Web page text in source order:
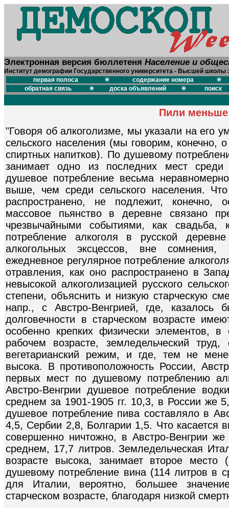
Электронная версия бюллетеня Население и
Институт демографии Государственного университета - Высшей школы
первая полоса
содержание номера
обратная связь
доска объявлений поиск
Пили
"Говоря об алкоголизме, мы указали на его
сельского населения (мы говорим,
спиртных напитков). По душевому
занимает одно из последних мест среди
душевое потребление весьма
выше, чем среди сельского населения.
распространено, не подлежит, конечно,
массовое пьянство в деревне связано
чрезвычайными событиями, как
потребление алкоголя в русской
алкогольных эксцессов, вне
ежедневное регулярное потребление
отравления, как оно распространено в
невысокой алкоголизацией русского
степени, объяснить и низкую старческую
напр., с Австро-Венгрией, где, казалось
долговечности в старческом возрасте
особенно крепких физически элементов,
рабочем возрасте, земледельческий труд,
вегетарианский режим, и где, тем не
высока. В противоположность России,
первых мест по душевому потреблению
Австро-Венгрии душевое потребление
среднем за 1901-1905 гг. 10,3, в России же
душевое потребление пива составляло в
4,5, Сербии 2,8, Болгарии 1,5. Что касается
совершенно ничтожно, в Австро-Венгрии
среднем, 17,7 литров. Земледельческая
возрасте высока, занимает второе
душевому потребление вина (114 литров в
для Италии, вероятно, большее
старческом возрасте, благодаря низкой